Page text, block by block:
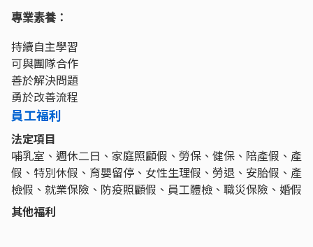
專業素養：
持續自主學習
可與團隊合作
善於解決問題
勇於改善流程
員工福利
法定項目
哺乳室、週休二日、家庭照顧假、勞保、健保、陪產假、產
假、特別休假、育嬰留停、女性生理假、勞退、安胎假、產
檢假、就業保險、防疫照顧假、員工體檢、職災保險、婚假
其他福利